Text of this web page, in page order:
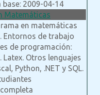
base: 2009-04-14
Matemáticas
en matemáticas
Entornos de trabajo
de programación:
Otros lenguajes
Python, .NET y SQL.